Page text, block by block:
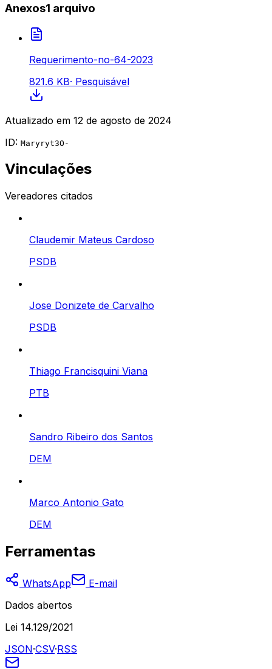
Anexos1 arquivo
Requerimento-no-64-2023
821.6 KB· Pesquisável
Atualizado em 12 de agosto de 2024
ID: Maryryt3O-
Vinculações
Vereadores citados
Claudemir Mateus Cardoso
PSDB
Jose Donizete de Carvalho
PSDB
Thiago Francisquini Viana
PTB
Sandro Ribeiro dos Santos
DEM
Marco Antonio Gato
DEM
Ferramentas
WhatsApp
E-mail
Dados abertos
Lei 14.129/2021
JSON·CSV·RSS